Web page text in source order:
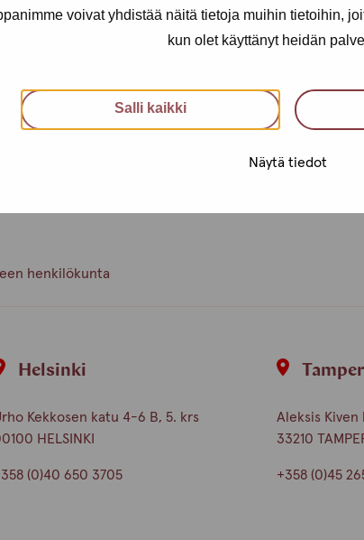
voivat yhdistää näitä tietoja muihin tietoihin,
kun olet käyttänyt heidän
Salli kaikki
Näytä tiedot
ei tarvitse heittää maahan ja näin
teoilla on merkitystä!
ja keskusteluapua.
on summeri, jossa lukee Pro-
itsestämme ja toisistamme!
henkilökunta
Helsinki
Kekkosen katu 4-6 B, 5. krs
HELSINKI
(0)40 650 3705
Aleksis Kiven
33210
+358 (0)45